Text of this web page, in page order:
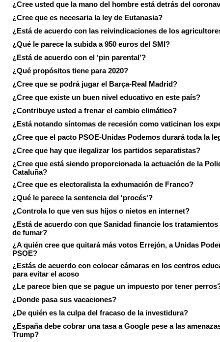
¿Cree usted que la mano del hombre está detrás del
¿Cree que es necesaria la ley de Eutanasia?
¿Está de acuerdo con las reivindicaciones de los
¿Qué le parece la subida a 950 euros del SMI?
¿Está de acuerdo con el ‘pin parental’?
¿Qué propósitos tiene para 2020?
¿Cree que se podrá jugar el Barça-Real Madrid?
¿Cree que existe un buen nivel educativo en este país?
¿Contribuye usted a frenar el cambio climático?
¿Está notando síntomas de recesión como vaticinan los
¿Cree que el pacto PSOE-Unidas Podemos durará toda la
¿Cree que hay que ilegalizar los partidos separatistas?
¿Cree que está siendo proporcionada la actuación de la
Cataluña?
¿Cree que es electoralista la exhumación de Franco?
¿Qué le parece la sentencia del 'procés'?
¿Controla lo que ven sus hijos o nietos en internet?
¿Está de acuerdo con que Sanidad financie los tratamientos
de fumar?
¿A quién cree que quitará más votos Errejón, a Unidas
PSOE?
¿Estás de acuerdo con colocar cámaras en los centros
para evitar el acoso
¿Le parece bien que se pague un impuesto por tener
¿Donde pasa sus vacaciones?
¿De quién es la culpa del fracaso de la investidura?
¿España debe cobrar una tasa a Google pese a las
Trump?